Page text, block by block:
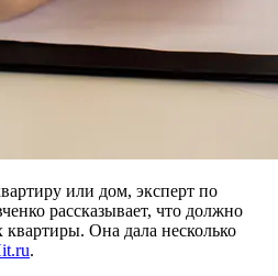
или дом, эксперт по
рассказывает, что должно
квартиры. Она дала несколько
.